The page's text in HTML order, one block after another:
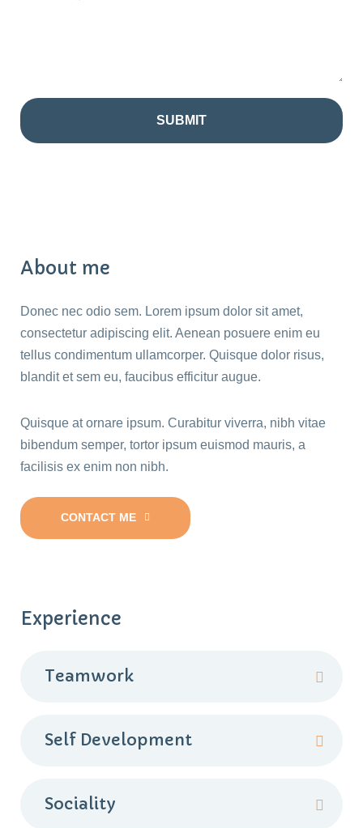
About me
Donec nec odio sem. Lorem ipsum dolor sit amet,
consectetur adipiscing elit. Aenean posuere enim eu
tellus condimentum ullamcorper. Quisque dolor risus,
blandit et sem eu, faucibus efficitur augue.
Quisque at ornare ipsum. Curabitur viverra, nibh vitae
bibendum semper, tortor ipsum euismod mauris, a
facilisis ex enim non nibh.
CONTACT ME
Experience
Teamwork
Self Development
Sociality